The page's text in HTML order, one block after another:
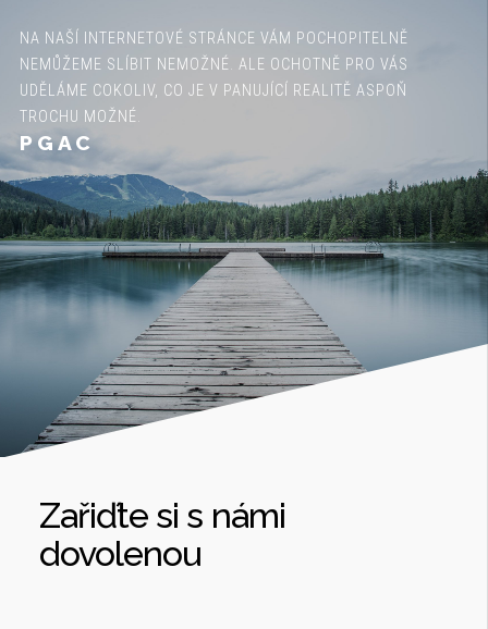
NA NAŠÍ INTERNETOVÉ STRÁNCE VÁM POCHOPITELNĚ
NEMŮŽEME SLÍBIT NEMOŽNÉ. ALE OCHOTNĚ PRO VÁS
UDĚLÁME COKOLIV, CO JE V PANUJÍCÍ REALITĚ ASPOŇ
TROCHU MOŽNÉ.
PGAC
Zařiďte si s námi
dovolenou